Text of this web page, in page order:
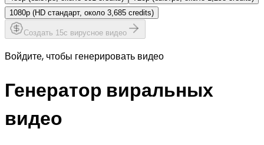
1080p (HD стандарт, около 3,685 credits)
Создать 15с вирусное видео
Войдите, чтобы генерировать видео
Генератор виральных
видео